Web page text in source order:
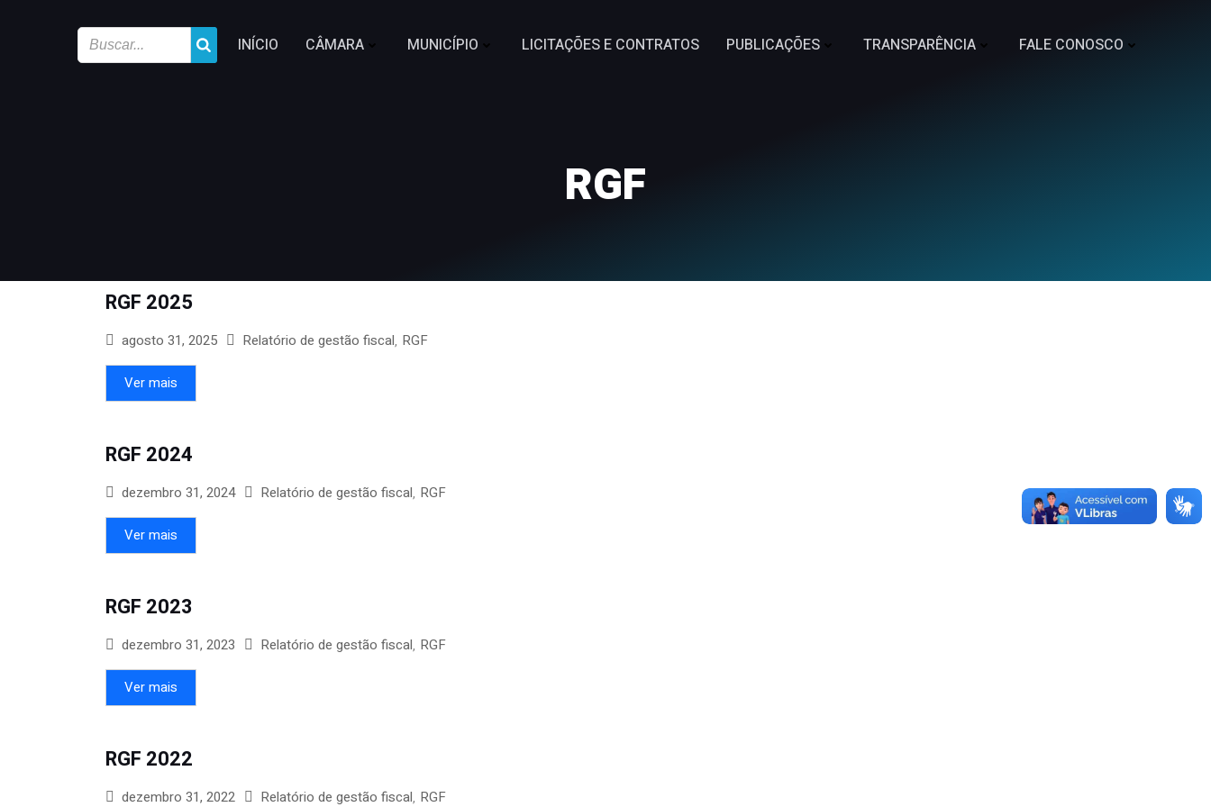
INÍCIO CÂMARA MUNICÍPIO LICITAÇÕES E CONTRATOS PUBLICAÇÕES TRANSPARÊNCIA FALE CONOSCO
RGF
RGF 2025
agosto 31, 2025 Relatório de gestão fiscal, RGF
Ver mais
RGF 2024
dezembro 31, 2024 Relatório de gestão fiscal, RGF
Ver mais
RGF 2023
dezembro 31, 2023 Relatório de gestão fiscal, RGF
Ver mais
RGF 2022
dezembro 31, 2022 Relatório de gestão fiscal, RGF